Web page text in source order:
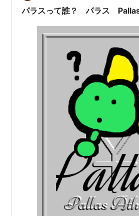
かりイメージすることでそのホロス
パラスって誰？ パラス